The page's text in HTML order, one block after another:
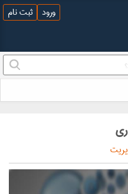
ورود ثبت نام